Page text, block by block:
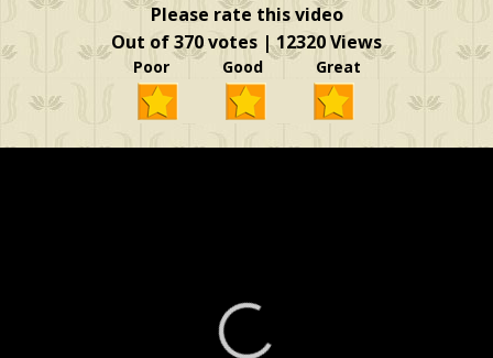
Please rate this video
Out of 370 votes | 12320 Views
Poor Good Great